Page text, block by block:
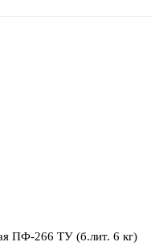
ПФ-266 ТУ (б.лит. 6 кг)